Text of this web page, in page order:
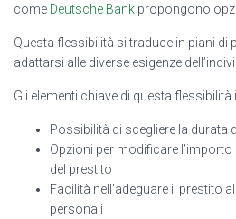
come Deutsche Bank propongono
Questa flessibilità si traduce in piani
adattarsi alle diverse esigenze
Gli elementi chiave di questa
Possibilità di scegliere la durata
Opzioni per modificare
del prestito
Facilità nell’adeguare il prestito
personali